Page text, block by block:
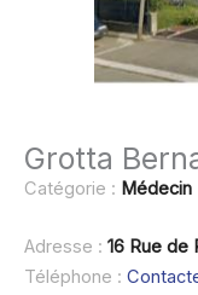
Grotta
Catégorie : Médecin
Adresse : 16 Rue
Téléphone :